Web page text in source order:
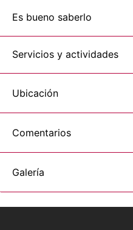
Es bueno saberlo
Servicios y actividades
Ubicación
Comentarios
Galería